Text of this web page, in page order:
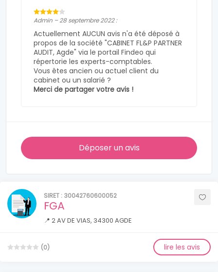
Admin – 28 septembre 2022 :
Actuellement AUCUN avis n'a été déposé à
propos de la société "CABINET FL&P PARTNER
AUDIT, Agde" via le portail Findeo qui
répertorie les experts-comptables.
Vous êtes ancien ou actuel client du
cabinet ou un salarié ?
Merci de partager votre avis !
Déposer un avis
SIRET : 30042760600052
FGA
📍 2 AV DE VIAS, 34300 AGDE
(0) lire les avis